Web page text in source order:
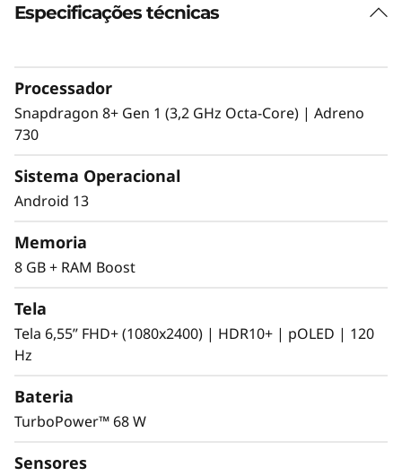
Especificações técnicas
Processador
Snapdragon 8+ Gen 1 (3,2 GHz Octa-Core) | Adreno
730
Sistema Operacional
Android 13
Memoria
8 GB + RAM Boost
Tela
Tela 6,55” FHD+ (1080x2400) | HDR10+ | pOLED | 120
Hz
Bateria
TurboPower™ 68 W
Sensores